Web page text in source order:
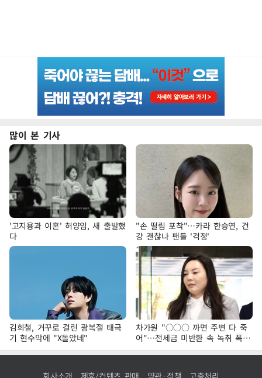
많이 본 기사
'고지용과 이혼' 허양임, 새 출발했
다
"손 떨림 포착"…카라 한승연, 건
강 괜찮나 팬들 '걱정'
김희철, 거꾸로 걸린 광복절 태극
기 현수막에 "X돌았네"
차가원 "○○○ 까면 주변 다 죽
어"…전세금 미반환 속 녹취 폭로
파장